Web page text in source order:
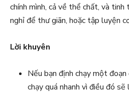
chính mình, cả về thể chất, và
nghỉ để thư giãn, hoặc tập luyện
Lời khuyên
Nếu bạn định chạy một
chạy quá nhanh vì điều đó